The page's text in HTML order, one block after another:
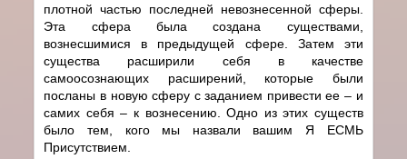
плотной частью последней невознесенной сферы.
Эта сфера была создана существами,
вознесшимися в предыдущей сфере. Затем эти
существа расширили себя в качестве
самоосознающих расширений, которые были
посланы в новую сферу с заданием привести ее – и
самих себя – к вознесению. Одно из этих существ
было тем, кого мы назвали вашим Я ЕСМЬ
Присутствием.